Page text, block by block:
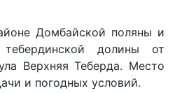
Домбайской поляны и
долины от
Верхняя Теберда. Место
и погодных условий.